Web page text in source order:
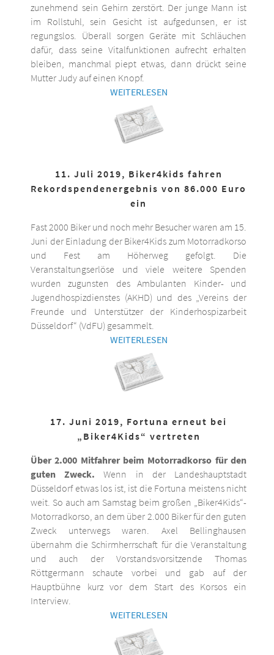
zunehmend sein Gehirn zerstört. Der junge Mann ist
im Rollstuhl, sein Gesicht ist aufgedunsen, er ist
regungslos. Überall sorgen Geräte mit Schläuchen
dafür, dass seine Vitalfunktionen aufrecht erhalten
bleiben, manchmal piept etwas, dann drückt seine
Mutter Judy auf einen Knopf.
WEITERLESEN
11. Juli 2019, Biker4kids fahren
Rekordspendenergebnis von 86.000 Euro
ein
Fast 2000 Biker und noch mehr Besucher waren am 15.
Juni der Einladung der Biker4Kids zum Motorradkorso
und Fest am Höherweg gefolgt. Die
Veranstaltungserlöse und viele weitere Spenden
wurden zugunsten des Ambulanten Kinder- und
Jugendhospizdienstes (AKHD) und des „Vereins der
Freunde und Unterstützer der Kinderhospizarbeit
Düsseldorf“ (VdFU) gesammelt.
WEITERLESEN
17. Juni 2019, Fortuna erneut bei
„Biker4Kids“ vertreten
Über 2.000 Mitfahrer beim Motorradkorso für den
guten Zweck. Wenn in der Landeshauptstadt
Düsseldorf etwas los ist, ist die Fortuna meistens nicht
weit. So auch am Samstag beim großen „Biker4Kids“-
Motorradkorso, an dem über 2.000 Biker für den guten
Zweck unterwegs waren. Axel Bellinghausen
übernahm die Schirmherrschaft für die Veranstaltung
und auch der Vorstandsvorsitzende Thomas
Röttgermann schaute vorbei und gab auf der
Hauptbühne kurz vor dem Start des Korsos ein
Interview.
WEITERLESEN